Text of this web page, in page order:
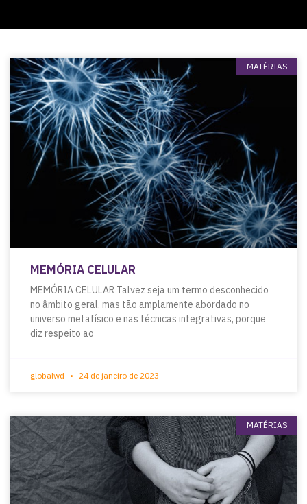
MATÉRIAS
MEMÓRIA CELULAR
MEMÓRIA CELULAR Talvez seja um termo desconhecido
no âmbito geral, mas tão amplamente abordado no
universo metafísico e nas técnicas integrativas, porque
diz respeito ao
globalwd 24 de janeiro de 2023
MATÉRIAS